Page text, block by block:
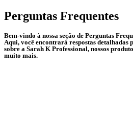
Perguntas Frequentes
Bem-vindo à nossa seção de Perguntas
Aqui, você encontrará respostas detalhadas
sobre a Sarah K Professional, nossos
muito mais.